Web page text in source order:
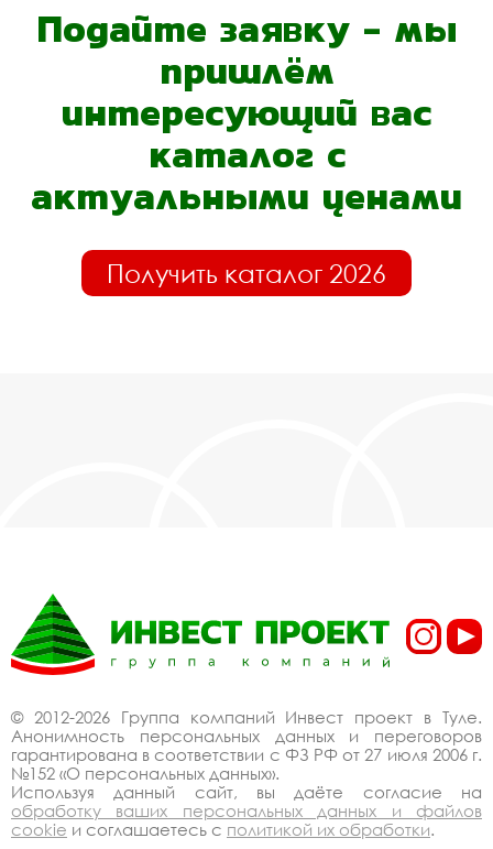
Подайте заявку - мы
пришлём
интересующий вас
каталог с
актуальными ценами
Получить каталог 2026
© 2012-2026 Группа компаний Инвест проект в Туле.
Анонимность персональных данных и переговоров
гарантирована в соответствии с ФЗ РФ от 27 июля 2006 г.
№152 «О персональных данных».
Используя данный сайт, вы даёте согласие на
обработку ваших персональных данных и файлов
cookie и соглашаетесь с политикой их обработки.